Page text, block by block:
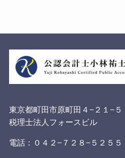
東京都町田市原町田４−２１−５
税理士法人フォースビル
電話：０４２−７２８−５２５５